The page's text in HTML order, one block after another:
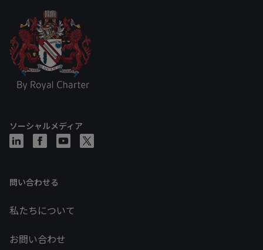
ソーシャルメディア
問い合わせる
私たちについて
お問い合わせ